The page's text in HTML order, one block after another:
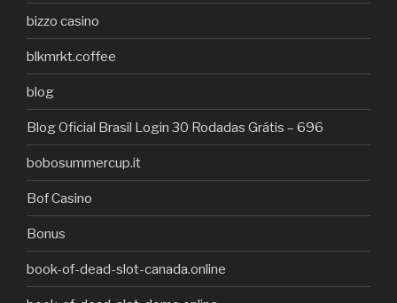
bizzo casino
blkmrkt.coffee
blog
Blog Oficial Brasil Login 30 Rodadas Grátis – 696
bobosummercup.it
Bof Casino
Bonus
book-of-dead-slot-canada.online